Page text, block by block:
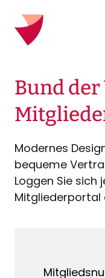
Bund
Modernes
bequeme
Loggen Sie sich
Mitgliederportal